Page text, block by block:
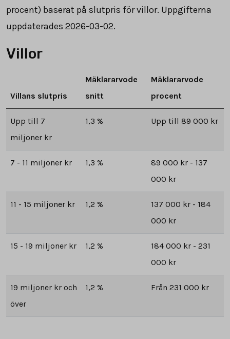
procent) baserat på slutpris för villor. Uppgifterna
uppdaterades 2026-03-02.
Villor
Villans slutpris
Mäklararvode
snitt
Mäklararvode
procent
Upp till 7
miljoner kr
1,3 % Upp till 89 000 kr
7 - 11 miljoner kr 1,3 %
89 000 kr - 137
000 kr
11 - 15 miljoner kr 1,2 %
137 000 kr - 184
000 kr
15 - 19 miljoner kr 1,2 %
184 000 kr - 231
000 kr
19 miljoner kr och
över
1,2 % Från 231 000 kr